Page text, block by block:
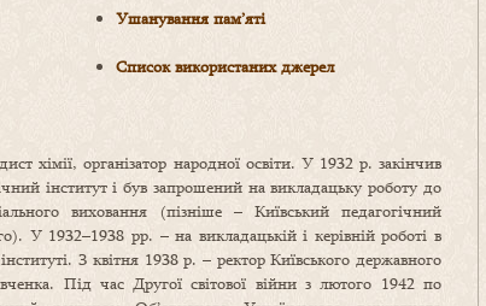
Ушанування пам’яті
Список використаних джерел
хімії, організатор народної освіти. У 1932 р. закінчив
інститут і був запрошений на викладацьку роботу до
виховання (пізніше – Київський педагогічний
У 1932–1938 рр. – на викладацькій і керівній роботі в
З квітня 1938 р. – ректор Київського державного
Під час Другої світової війни з лютого 1942 по